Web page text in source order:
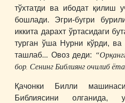
тўхтатди ва ибодат қилиш
бошлади. Эгри-бугри
иккита дарахт ўртасидаги
турган ўша Нурни кўрди, ва
ташлаб... Овоз деди:
бор. Сенинг Библиянг очилиб
Қачонки Билли
Библиясини